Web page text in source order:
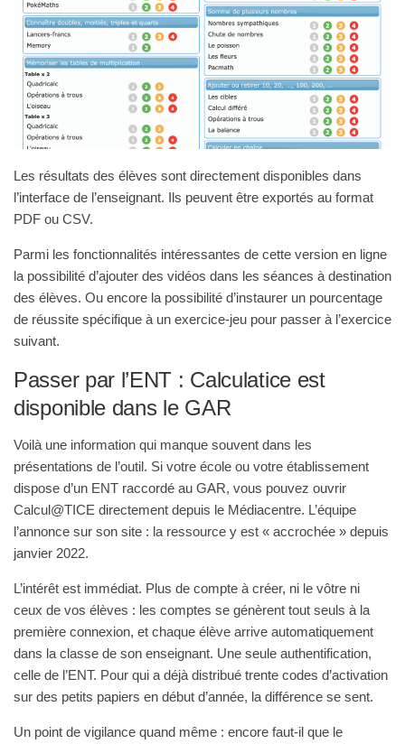
Les résultats des élèves sont directement disponibles dans
l’interface de l’enseignant. Ils peuvent être exportés au format
PDF ou CSV.
Parmi les fonctionnalités intéressantes de cette version en ligne
la possibilité d’ajouter des vidéos dans les séances à destination
des élèves. Ou encore la possibilité d’instaurer un pourcentage
de réussite spécifique à un exercice-jeu pour passer à l’exercice
suivant.
Passer par l’ENT : Calculatice est
disponible dans le GAR
Voilà une information qui manque souvent dans les
présentations de l’outil. Si votre école ou votre établissement
dispose d’un ENT raccordé au GAR, vous pouvez ouvrir
Calcul@TICE directement depuis le Médiacentre. L’équipe
l’annonce sur son site : la ressource y est « accrochée » depuis
janvier 2022.
L’intérêt est immédiat. Plus de compte à créer, ni le vôtre ni
ceux de vos élèves : les comptes se génèrent tout seuls à la
première connexion, et chaque élève arrive automatiquement
dans la classe de son enseignant. Une seule authentification,
celle de l’ENT. Pour qui a déjà distribué trente codes d’activation
sur des petits papiers en début d’année, la différence se sent.
Un point de vigilance quand même : encore faut-il que le